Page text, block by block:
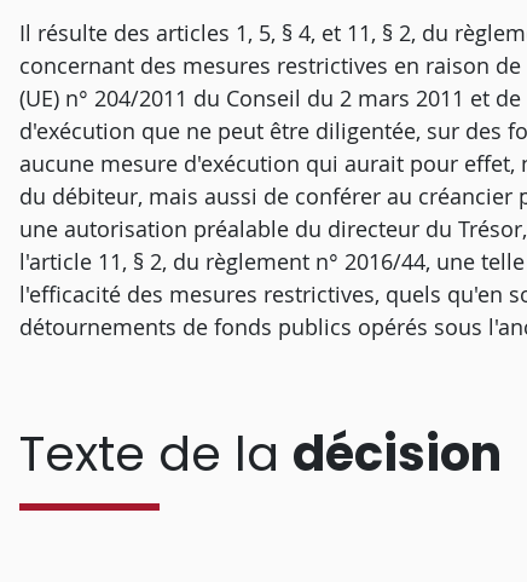
Il résulte des articles 1, 5, § 4, et 11, § 2, du
concernant des mesures restrictives en raison
(UE) n° 204/2011 du Conseil du 2 mars 2011 et
d'exécution que ne peut être diligentée, sur des
aucune mesure d'exécution qui aurait pour
du débiteur, mais aussi de conférer au
une autorisation préalable du directeur du
l'article 11, § 2, du règlement n° 2016/44, une
l'efficacité des mesures restrictives, quels qu'en
détournements de fonds publics opérés sous
Texte de la décision